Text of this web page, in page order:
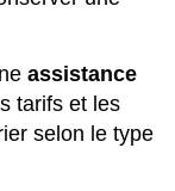
assistance
tarifs et les
selon le type